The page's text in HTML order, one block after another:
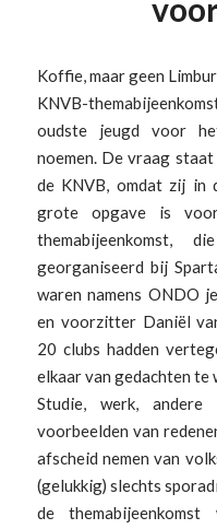
Koffie, maar geen
KNVB-
oudste jeugd voor
noemen. De vraag
de KNVB, omdat zij in
grote opgave is
themabijeenkomst,
georganiseerd bij
waren namens ONDO
en voorzitter Daniël
20 clubs hadden
elkaar van gedachten te
Studie, werk,
voorbeelden van
afscheid nemen van
(gelukkig) slechts
de